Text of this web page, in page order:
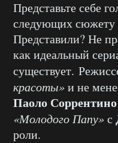
Представьте себе
следующих сюжету
Представили? Не
как идеальный
существует.
красоты»и не
Паоло Соррентино
«Молодого Папу»с
роли.